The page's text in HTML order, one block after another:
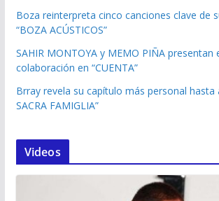
Boza reinterpreta cinco canciones clave de
“BOZA ACÚSTICOS”
SAHIR MONTOYA y MEMO PIÑA presentan
colaboración en “CUENTA”
Brray revela su capítulo más personal hasta
SACRA FAMIGLIA”
Videos